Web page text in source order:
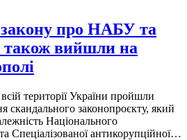
про НАБУ та
також вийшли на
території України пройшли
скандального законопроєкту, який
Національного
Спеціалізованої антикорупційної…